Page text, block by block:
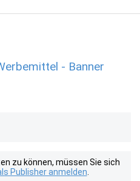
- Banner
zu können, müssen Sie sich
Publisher anmelden